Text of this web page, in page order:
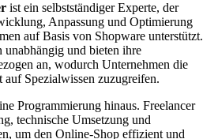
ist ein selbstständiger Experte, der
Anpassung und Optimierung
auf Basis von Shopware unterstützt.
unabhängig und bieten ihre
an, wodurch Unternehmen die
Spezialwissen zuzugreifen.
Programmierung hinaus. Freelancer
technische Umsetzung und
um den Online-Shop effizient und